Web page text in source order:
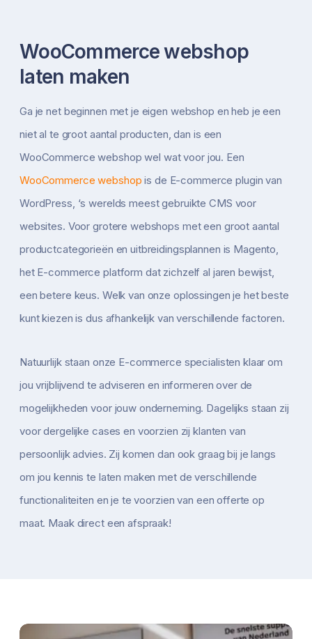
WooCommerce webshop
laten maken
Ga je net beginnen met je eigen webshop en heb je een
niet al te groot aantal producten, dan is een
WooCommerce webshop wel wat voor jou. Een
WooCommerce webshop is de E-commerce plugin van
WordPress, ‘s werelds meest gebruikte CMS voor
websites. Voor grotere webshops met een groot aantal
productcategorieën en uitbreidingsplannen is Magento,
het E-commerce platform dat zichzelf al jaren bewijst,
een betere keus. Welk van onze oplossingen je het beste
kunt kiezen is dus afhankelijk van verschillende factoren.
Natuurlijk staan onze E-commerce specialisten klaar om
jou vrijblijvend te adviseren en informeren over de
mogelijkheden voor jouw onderneming. Dagelijks staan zij
voor dergelijke cases en voorzien zij klanten van
persoonlijk advies. Zij komen dan ook graag bij je langs
om jou kennis te laten maken met de verschillende
functionaliteiten en je te voorzien van een offerte op
maat. Maak direct een afspraak!